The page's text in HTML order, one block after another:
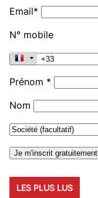
Email*
N° mobile
Prénom *
Nom
LES PLUS LUS